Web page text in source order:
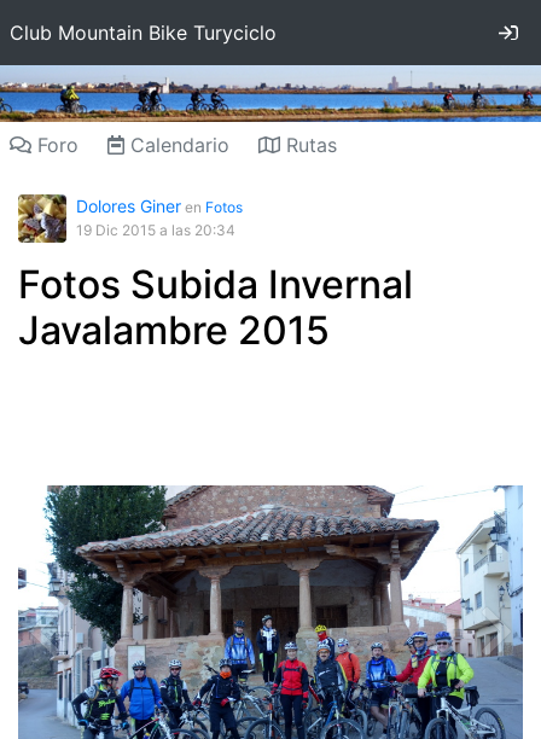
Club Mountain Bike Turyciclo
Foro Calendario Rutas
Dolores Giner en Fotos
19 Dic 2015 a las 20:34
Fotos Subida Invernal
Javalambre 2015